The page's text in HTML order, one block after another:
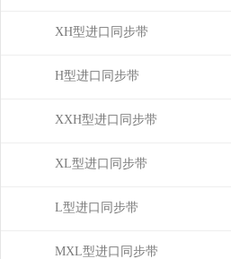
XH型进口同步带
H型进口同步带
XXH型进口同步带
XL型进口同步带
L型进口同步带
MXL型进口同步带